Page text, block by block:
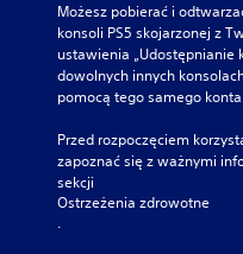
Możesz pobierać i
konsoli PS5 skojarzonej z
ustawienia „Udostępnianie
dowolnych innych
pomocą tego samego
Przed rozpoczęciem
zapoznać się z ważnymi
sekcji
Ostrzeżenia zdrowotne
.